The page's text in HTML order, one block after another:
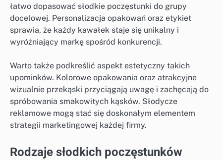
łatwo dopasować słodkie poczęstunki do grupy
docelowej. Personalizacja opakowań oraz etykiet
sprawia, że każdy kawałek staje się unikalny i
wyróżniający markę spośród konkurencji.
Warto także podkreślić aspekt estetyczny takich
upominków. Kolorowe opakowania oraz atrakcyjne
wizualnie przekąski przyciągają uwagę i zachęcają do
spróbowania smakowitych kąsków. Słodycze
reklamowe mogą stać się doskonałym elementem
strategii marketingowej każdej firmy.
Rodzaje słodkich poczęstunków